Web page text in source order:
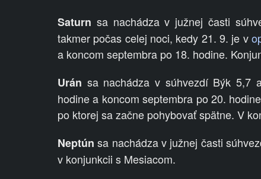
Saturn sa nachádza v južnej časti
takmer počas celej noci, kedy 21. 9. je v
a koncom septembra po 18. hodine.
Urán sa nachádza v súhvezdí Býk 5,7
hodine a koncom septembra po 20.
po ktorej sa začne pohybovať spätne. V
Neptún sa nachádza v južnej časti
v konjunkcii s Mesiacom.